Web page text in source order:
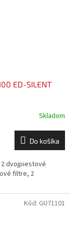
ED-SILENT
Skladom
Do košíka
dvojpiestové
filtre, 2
Kód: GU71101